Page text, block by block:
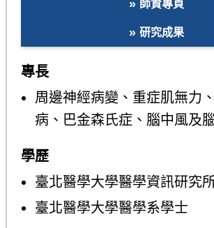
師資專頁
研究成果
專長
周邊神經病變、重症肌無力
病、巴金森氏症、腦中風及
學歷
臺北醫學大學醫學資訊研究
臺北醫學大學醫學系學士